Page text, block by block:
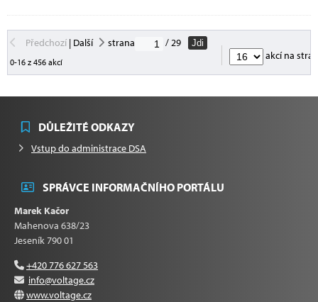
Předchozí| Další strana / 29
Jdi
0-16 z 456 akcí
akcí na
DŮLEŽITÉ ODKAZY
Vstup do administrace DSA
SPRÁVCE INFORMAČNÍHO PORTÁLU
Marek Kačor
Mahenova 638/23
Jeseník 790 01
+420 776 627 563
info@voltage.cz
www.voltage.cz